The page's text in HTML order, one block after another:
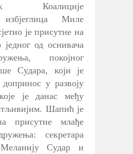
Коалиције
Миле
је присутне на
од оснивача
покојног
Судара, који је
у развоју
је данас међу
Шапић је
присутне млађе
секретара
Судар и